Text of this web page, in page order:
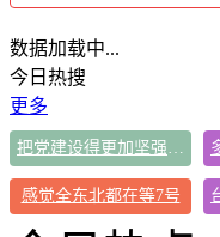
数据加载中...
今日热搜
更多
把党建设得更加坚强有力
感觉全东北都在等7号